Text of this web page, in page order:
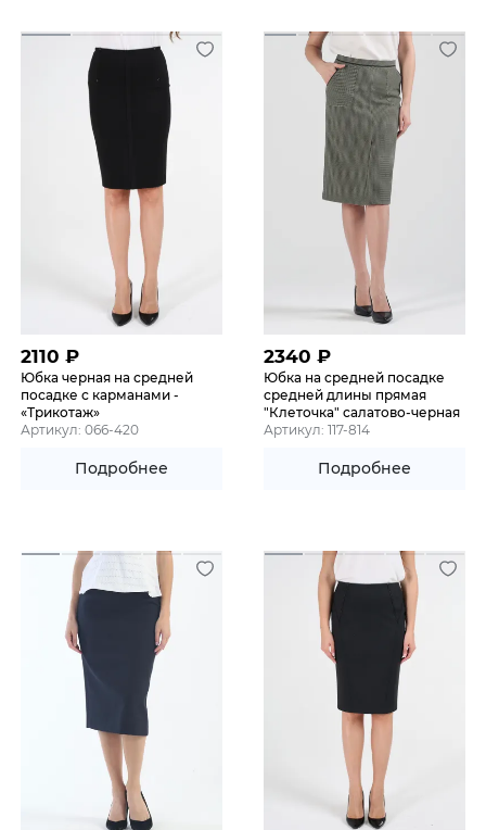
2110 ₽
Юбка черная на средней
посадке с карманами -
«Трикотаж»
Артикул: 066-420
Подробнее
2340 ₽
Юбка на средней посадке
средней длины прямая
"Клеточка" салатово-черная
Артикул: 117-814
Подробнее